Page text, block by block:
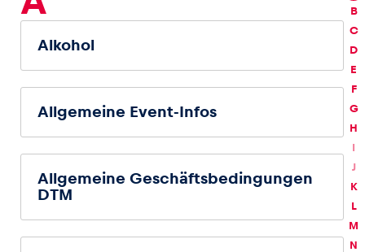
Business
Alle anzeigen
Alkohol
Allgemeine Event-Infos
Allgemeine Geschäftsbedingungen
DTM
B
C
D
E
F
G
H
I
J
K
L
M
N